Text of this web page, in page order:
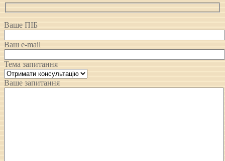
Ваше ПІБ
Ваш e-mail
Тема запитання
Ваше запитання